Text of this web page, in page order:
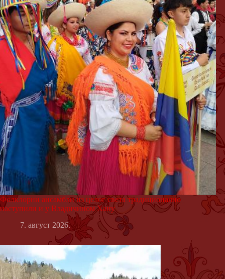
Фолклорни ансамбли из целог света традиционално
наступили и у Владичином Хану
7. август 2026.